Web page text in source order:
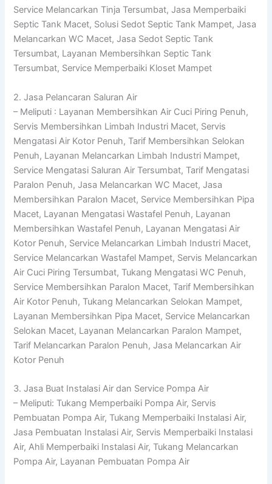
Service Melancarkan Tinja Tersumbat, Jasa Memperbaiki
Septic Tank Macet, Solusi Sedot Septic Tank Mampet, Jasa
Melancarkan WC Macet, Jasa Sedot Septic Tank
Tersumbat, Layanan Membersihkan Septic Tank
Tersumbat, Service Memperbaiki Kloset Mampet
2. Jasa Pelancaran Saluran Air
– Meliputi : Layanan Membersihkan Air Cuci Piring Penuh,
Servis Membersihkan Limbah Industri Macet, Servis
Mengatasi Air Kotor Penuh, Tarif Membersihkan Selokan
Penuh, Layanan Melancarkan Limbah Industri Mampet,
Service Mengatasi Saluran Air Tersumbat, Tarif Mengatasi
Paralon Penuh, Jasa Melancarkan WC Macet, Jasa
Membersihkan Paralon Macet, Service Membersihkan Pipa
Macet, Layanan Mengatasi Wastafel Penuh, Layanan
Membersihkan Wastafel Penuh, Layanan Mengatasi Air
Kotor Penuh, Service Melancarkan Limbah Industri Macet,
Service Melancarkan Wastafel Mampet, Servis Melancarkan
Air Cuci Piring Tersumbat, Tukang Mengatasi WC Penuh,
Service Membersihkan Paralon Macet, Tarif Membersihkan
Air Kotor Penuh, Tukang Melancarkan Selokan Mampet,
Layanan Membersihkan Pipa Macet, Service Melancarkan
Selokan Macet, Layanan Melancarkan Paralon Mampet,
Tarif Melancarkan Paralon Penuh, Jasa Melancarkan Air
Kotor Penuh
3. Jasa Buat Instalasi Air dan Service Pompa Air
– Meliputi: Tukang Memperbaiki Pompa Air, Servis
Pembuatan Pompa Air, Tukang Memperbaiki Instalasi Air,
Jasa Pembuatan Instalasi Air, Servis Memperbaiki Instalasi
Air, Ahli Memperbaiki Instalasi Air, Tukang Melancarkan
Pompa Air, Layanan Pembuatan Pompa Air